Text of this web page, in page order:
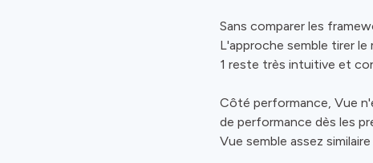
Sans comparer les
L'approche semble tirer le
1 reste très intuitive et
Côté performance, Vue
de performance dès les
Vue semble assez